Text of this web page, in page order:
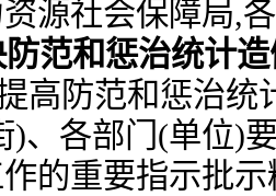
源社会保障局,
范和惩治统计
高防范和惩治统
)、各部门(单位)
的重要指示批